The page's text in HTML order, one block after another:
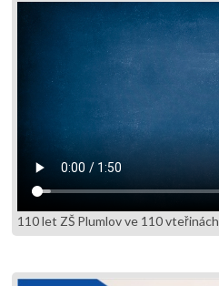
110 let ZŠ Plumlov ve 110 vteřinách